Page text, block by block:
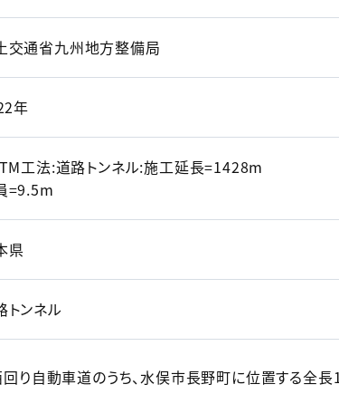
交通省九州地方整備局
年
工法:道路トンネル:施工延長=1428m
=9.5m
県
トンネル
自動車道のうち、水俣市長野町に位置する全